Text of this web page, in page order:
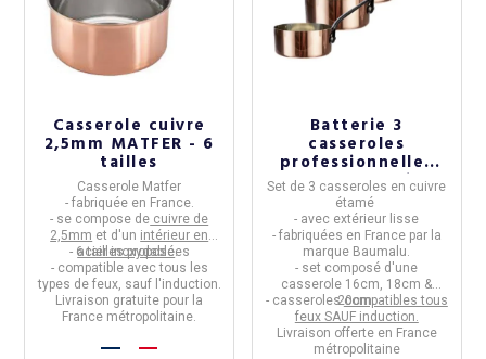
Casserole cuivre
2,5mm MATFER - 6
tailles
Casserole Matfer
- fabriquée en France.
- se compose de cuivre de
2,5mm et d'un intérieur en
acier inoxydable.
- 6 tailles proposées
-compatible avec tous les
types de feux, sauf l'induction.
Livraison gratuite pour la
France métropolitaine.
Batterie 3
casseroles
professionnelles
Baumalu en cuivre
étamé
Set de 3 casseroles en cuivre
étamé
- avec extérieur lisse
- fabriquées en Francepar la
marque Baumalu.
- set composé d'une
casserole 16cm, 18cm &
20cm.
- casserolescompatibles tous
feux SAUF induction.
Livraison offerte en France
métropolitaine